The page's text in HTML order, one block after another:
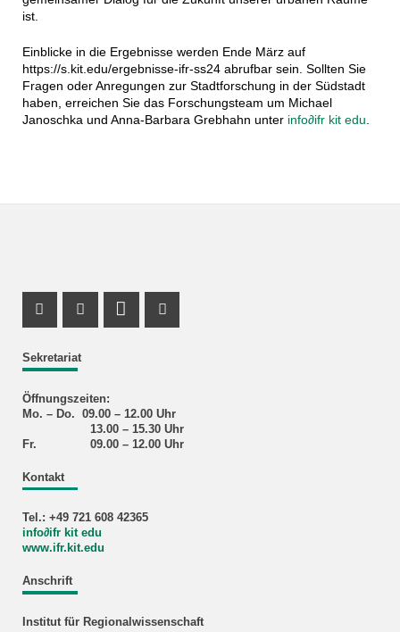
ist.
Einblicke in die Ergebnisse werden Ende März auf
https://s.kit.edu/ergebnisse-ifr-ss24 abrufbar sein. Sollten Sie
Fragen oder Anregungen zur Stadtforschung in der Südstadt
haben, erreichen Sie das Forschungsteam um Michael
Janoschka und Anna-Barbara Grebhahn unter info∂ifr kit edu.
Sekretariat
Öffnungszeiten:
Mo. – Do. 09.00 – 12.00 Uhr
13.00 – 15.30 Uhr
Fr. 09.00 – 12.00 Uhr
Kontakt
Tel.: +49 721 608 42365
info∂ifr kit edu
www.ifr.kit.edu
Anschrift
Institut für Regionalwissenschaft
Facebook Profil
Instagram Profil
LinkedIn Profil